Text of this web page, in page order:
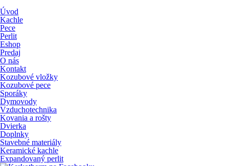
Úvod
Kachle
Pece
Perlit
Eshop
Predaj
O nás
Kontakt
Kozubové vložky
Kozubové pece
Sporáky
Dymovody
Vzduchotechnika
Kovania a rošty
Dvierka
Doplnky
Stavebné materiály
Keramické kachle
Expandovaný perlit